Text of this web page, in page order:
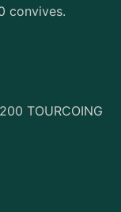
convives.
TOURCOING